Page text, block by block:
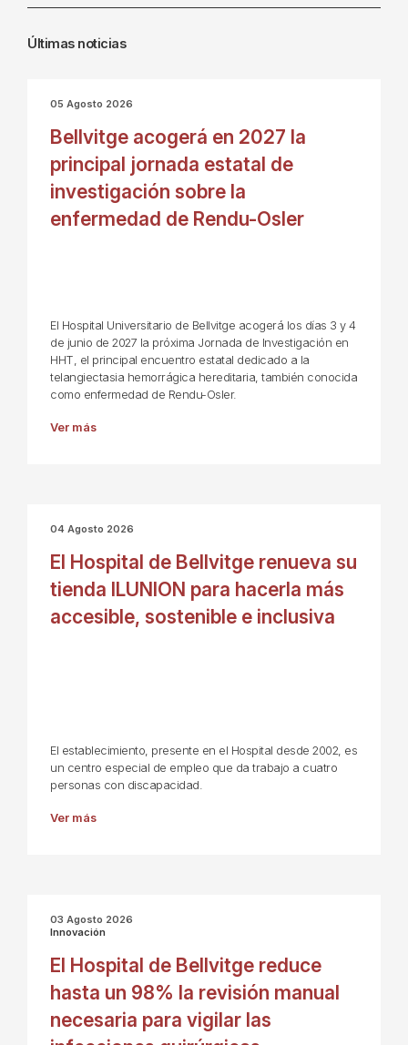
Últimas noticias
05 Agosto 2026
Bellvitge acogerá en 2027 la
principal jornada estatal de
investigación sobre la
enfermedad de Rendu-Osler
El Hospital Universitario de Bellvitge acogerá los días 3 y 4
de junio de 2027 la próxima Jornada de Investigación en
HHT, el principal encuentro estatal dedicado a la
telangiectasia hemorrágica hereditaria, también conocida
como enfermedad de Rendu-Osler.
Ver más
04 Agosto 2026
El Hospital de Bellvitge renueva su
tienda ILUNION para hacerla más
accesible, sostenible e inclusiva
El establecimiento, presente en el Hospital desde 2002, es
un centro especial de empleo que da trabajo a cuatro
personas con discapacidad.
Ver más
03 Agosto 2026
Innovación
El Hospital de Bellvitge reduce
hasta un 98% la revisión manual
necesaria para vigilar las